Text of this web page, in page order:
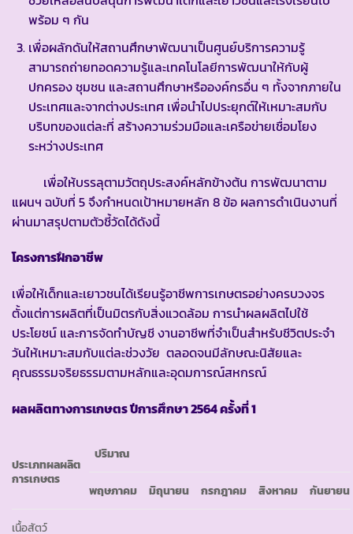
พร้อม ๆ กัน
เพื่อผลักดันให้สถานศึกษาพัฒนาเป็นศูนย์บริการความรู้
สามารถถ่ายทอดความรู้และเทคโนโลยีการพัฒนาให้กับผู้
ปกครอง ชุมชน และสถานศึกษาหรือองค์กรอื่น ๆ ทั้งจากภายใน
ประเทศและจากต่างประเทศ เพื่อนำไปประยุกต์ให้เหมาะสมกับ
บริบทของแต่ละที่ สร้างความร่วมมือและเครือข่ายเชื่อมโยง
ระหว่างประเทศ
เพื่อให้บรรลุตามวัตถุประสงค์หลักข้างต้น การพัฒนาตาม
แผนฯ ฉบับที่ 5 จึงกำหนดเป้าหมายหลัก 8 ข้อ ผลการดำเนินงานที่
ผ่านมาสรุปตามตัวชี้วัดได้ดังนี้
โครงการฝึกอาชีพ
เพื่อให้เด็กและเยาวชนได้เรียนรู้อาชีพการเกษตรอย่างครบวงจร
ตั้งแต่การผลิตที่เป็นมิตรกับสิ่งแวดล้อม การนำผลผลิตไปใช้
ประโยชน์ และการจัดทำบัญชี งานอาชีพที่จำเป็นสำหรับชีวิตประจำ
วันให้เหมาะสมกับแต่ละช่วงวัย ตลอดจนมีลักษณะนิสัยและ
คุณธรรมจริยธรรมตามหลักและอุดมการณ์สหกรณ์
ผลผลิตทางการเกษตรปีการศึกษา2564 ครั้งที่ 1
ประเภทผลผลิต
การเกษตร
ปริมาณ
พฤษภาคม มิถุนายน กรกฎาคม สิงหาคม กันยายน
เนื้อสัตว์